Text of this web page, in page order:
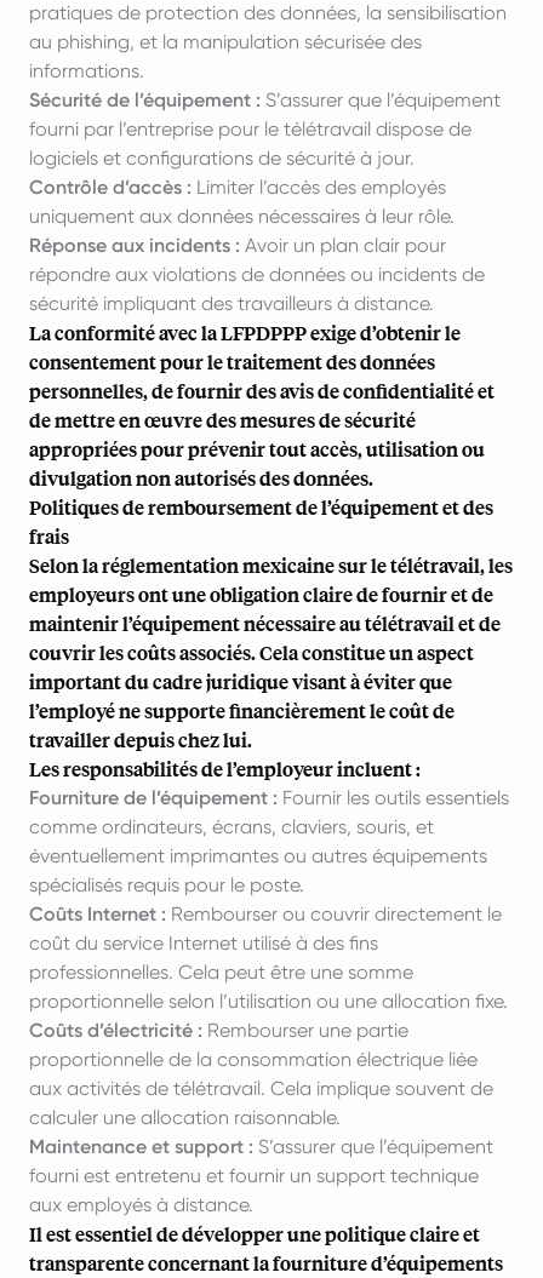
pratiques de protection des données, la sensibilisation
au phishing, et la manipulation sécurisée des
informations.
Sécurité de l’équipement : S’assurer que l’équipement
fourni par l’entreprise pour le télétravail dispose de
logiciels et configurations de sécurité à jour.
Contrôle d’accès : Limiter l’accès des employés
uniquement aux données nécessaires à leur rôle.
Réponse aux incidents : Avoir un plan clair pour
répondre aux violations de données ou incidents de
sécurité impliquant des travailleurs à distance.
La conformité avec la LFPDPPP exige d’obtenir le
consentement pour le traitement des données
personnelles, de fournir des avis de confidentialité et
de mettre en œuvre des mesures de sécurité
appropriées pour prévenir tout accès, utilisation ou
divulgation non autorisés des données.
Politiques de remboursement de l’équipement et des
frais
Selon la réglementation mexicaine sur le télétravail, les
employeurs ont une obligation claire de fournir et de
maintenir l’équipement nécessaire au télétravail et de
couvrir les coûts associés. Cela constitue un aspect
important du cadre juridique visant à éviter que
l’employé ne supporte financièrement le coût de
travailler depuis chez lui.
Les responsabilités de l’employeur incluent :
Fourniture de l’équipement : Fournir les outils essentiels
comme ordinateurs, écrans, claviers, souris, et
éventuellement imprimantes ou autres équipements
spécialisés requis pour le poste.
Coûts Internet : Rembourser ou couvrir directement le
coût du service Internet utilisé à des fins
professionnelles. Cela peut être une somme
proportionnelle selon l’utilisation ou une allocation fixe.
Coûts d’électricité : Rembourser une partie
proportionnelle de la consommation électrique liée
aux activités de télétravail. Cela implique souvent de
calculer une allocation raisonnable.
Maintenance et support : S’assurer que l’équipement
fourni est entretenu et fournir un support technique
aux employés à distance.
Il est essentiel de développer une politique claire et
transparente concernant la fourniture d’équipements